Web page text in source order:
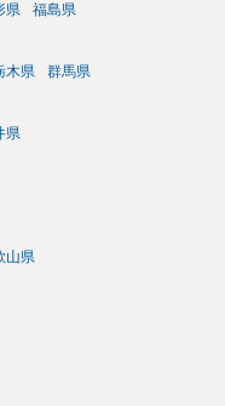
県 福島県
木県 群馬県
県
山県